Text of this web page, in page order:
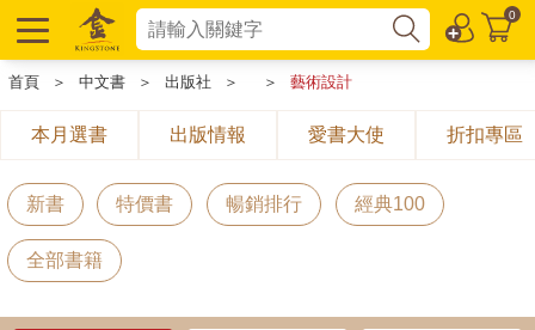
0
首頁 ＞ 中文書 ＞ 出版社 ＞ ＞ 藝術設計
本月選書 出版情報 愛書大使 折扣專區
新書 特價書 暢銷排行 經典100
全部書籍